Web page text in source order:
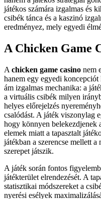
játékos számára izgalmas és
csibék tánca és a kaszinó
eredményez, mely egyedi
A Chicken Game
A chicken game casino nem
hanem egy egyedi
ám izgalmas mechanika: a
a virtuális csibék milyen
helyes előrejelzés
csalódást. A játék viszonylag
hogy könnyen belekezdjenek
elemek miatt a tapasztalt
játékban a szerencse mellett
szerepet játszik.
A játék során fontos
játékterület elrendezését. A
statisztikai módszereket a
nyerési esélyek